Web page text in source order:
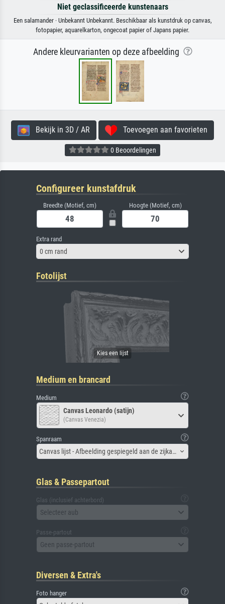
Niet geclassificeerde kunstenaars
Een salamander · Unbekannt Unbekannt. Beschikbaar als kunstdruk op canvas,
fotopapier, aquarelkarton, ongecoat papier of Japans papier.
Andere kleurvarianten op deze afbeelding
Bekijk in 3D / AR Toevoegen aan favorieten
0 Beoordelingen
Configureer kunstafdruk
Breedte (Motief, cm) Hoogte (Motief, cm)
Extra rand
0 cm rand
Fotolijst
Medium en brancard
Medium
Canvas Leonardo (satijn)
(Canvas Venezia)
Spanraam
Canvas lijst - Afbeelding gespiegeld aan de zijkant
Glas & Passepartout
Glas (inclusief achterbord)
Selecteer aub
Passe-partout
Geen passe-partout
Diversen & Extra's
Foto hanger